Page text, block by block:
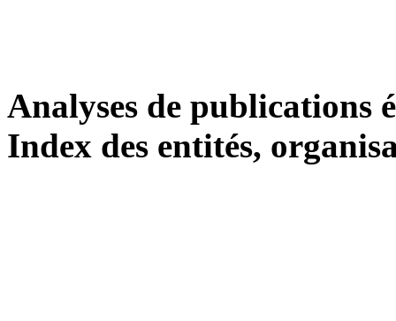
Analyses de publications
Index des entités,